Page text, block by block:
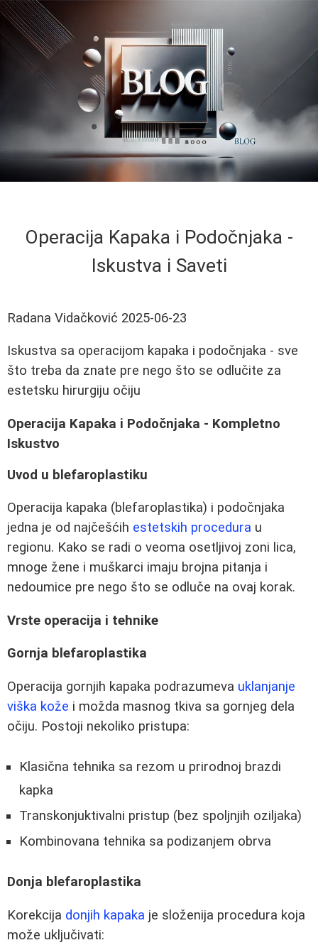
Operacija Kapaka i Podočnjaka -
Iskustva i Saveti
Radana Vidačković 2025-06-23
Iskustva sa operacijom kapaka i podočnjaka - sve
što treba da znate pre nego što se odlučite za
estetsku hirurgiju očiju
Operacija Kapaka i Podočnjaka - Kompletno
Iskustvo
Uvod u blefaroplastiku
Operacija kapaka (blefaroplastika) i podočnjaka
jedna je od najčešćih estetskih procedura u
regionu. Kako se radi o veoma osetljivoj zoni lica,
mnoge žene i muškarci imaju brojna pitanja i
nedoumice pre nego što se odluče na ovaj korak.
Vrste operacija i tehnike
Gornja blefaroplastika
Operacija gornjih kapaka podrazumeva uklanjanje
viška kože i možda masnog tkiva sa gornjeg dela
očiju. Postoji nekoliko pristupa:
Klasična tehnika sa rezom u prirodnoj brazdi
kapka
Transkonjuktivalni pristup (bez spoljnjih oziljaka)
Kombinovana tehnika sa podizanjem obrva
Donja blefaroplastika
Korekcija donjih kapaka je složenija procedura koja
može uključivati: